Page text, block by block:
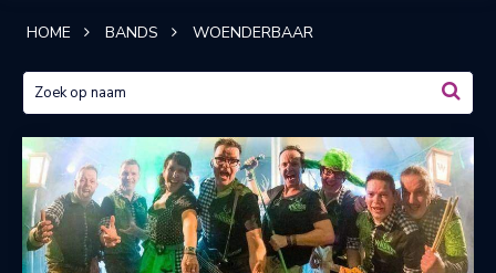
HOME BANDS WOENDERBAAR